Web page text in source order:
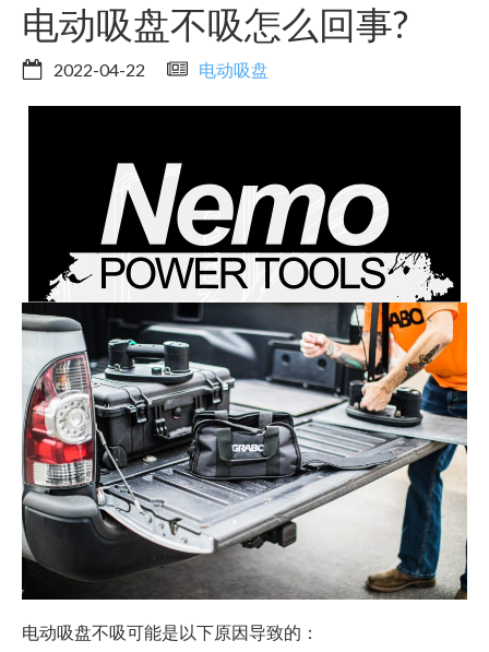
电动吸盘不吸怎么回事?
2022-04-22 电动吸盘
电动吸盘不吸可能是以下原因导致的：